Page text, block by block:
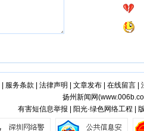
服务条款 法律声明 文章发布| 在线留言|
扬州新闻网(
有害短信息举报 | 阳光·绿色网络工程 |